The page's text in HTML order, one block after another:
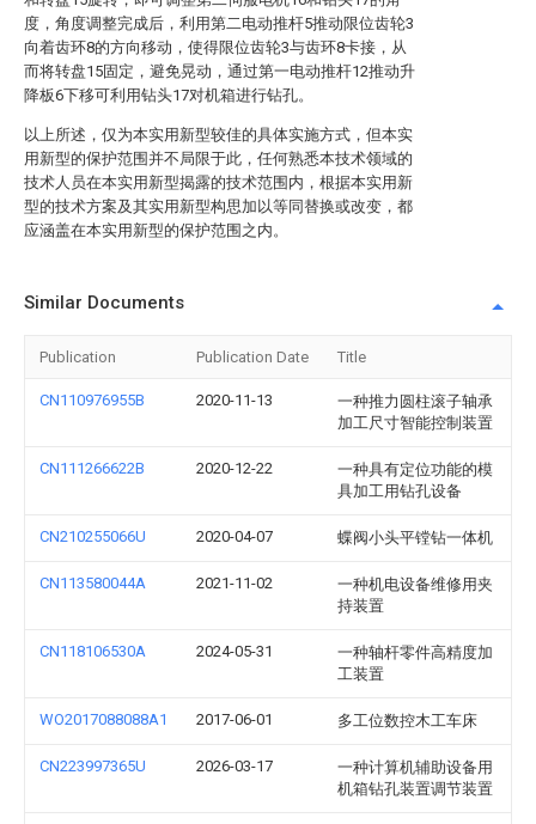
度，角度调整完成后，利用第二电动推杆5推动限位齿轮3
向着齿环8的方向移动，使得限位齿轮3与齿环8卡接，从
而将转盘15固定，避免晃动，通过第一电动推杆12推动升
降板6下移可利用钻头17对机箱进行钻孔。
以上所述，仅为本实用新型较佳的具体实施方式，但本实
用新型的保护范围并不局限于此，任何熟悉本技术领域的
技术人员在本实用新型揭露的技术范围内，根据本实用新
型的技术方案及其实用新型构思加以等同替换或改变，都
应涵盖在本实用新型的保护范围之内。
Similar Documents
Publication Publication Date Title
CN110976955B 2020-11-13
一种推力圆柱滚子轴承
加工尺寸智能控制装置
CN111266622B 2020-12-22
一种具有定位功能的模
具加工用钻孔设备
CN210255066U 2020-04-07 蝶阀小头平镗钻一体机
CN113580044A 2021-11-02
一种机电设备维修用夹
持装置
CN118106530A 2024-05-31
一种轴杆零件高精度加
工装置
WO2017088088A1 2017-06-01 多工位数控木工车床
CN223997365U 2026-03-17
一种计算机辅助设备用
机箱钻孔装置调节装置